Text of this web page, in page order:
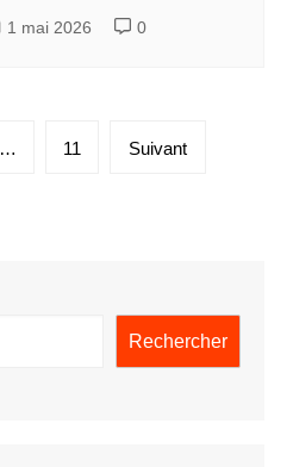
1 mai 2026 0
… 11 Suivant
Rechercher